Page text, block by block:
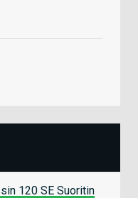
120 SE Suoritin